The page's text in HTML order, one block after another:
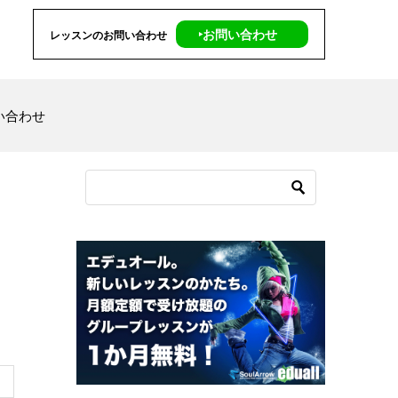
レッスンのお問い合わせ ‣お問い合わせ
合わせ